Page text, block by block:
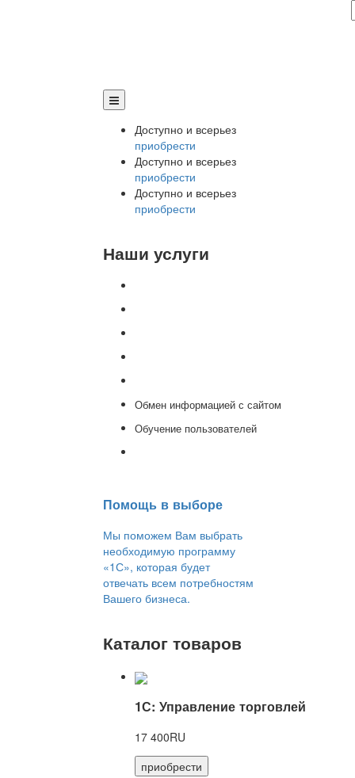
Доступно и всерьез
приобрести
Доступно и всерьез
приобрести
Доступно и всерьез
приобрести
Наши услуги
Обмен информацией с сайтом
Обучение пользователей
Помощь в выборе
Мы поможем Вам выбрать
необходимую программу
«1С», которая будет
отвечать всем потребностям
Вашего бизнеса.
Каталог товаров
1С: Управление торговлей
17 400RU
приобрести